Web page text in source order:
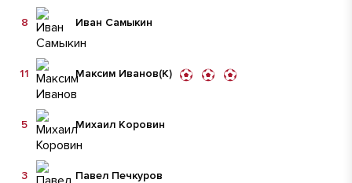
Иван Самыкин
8
Максим Иванов(К)
11
Михаил Коровин
5
Павел Печкуров
3